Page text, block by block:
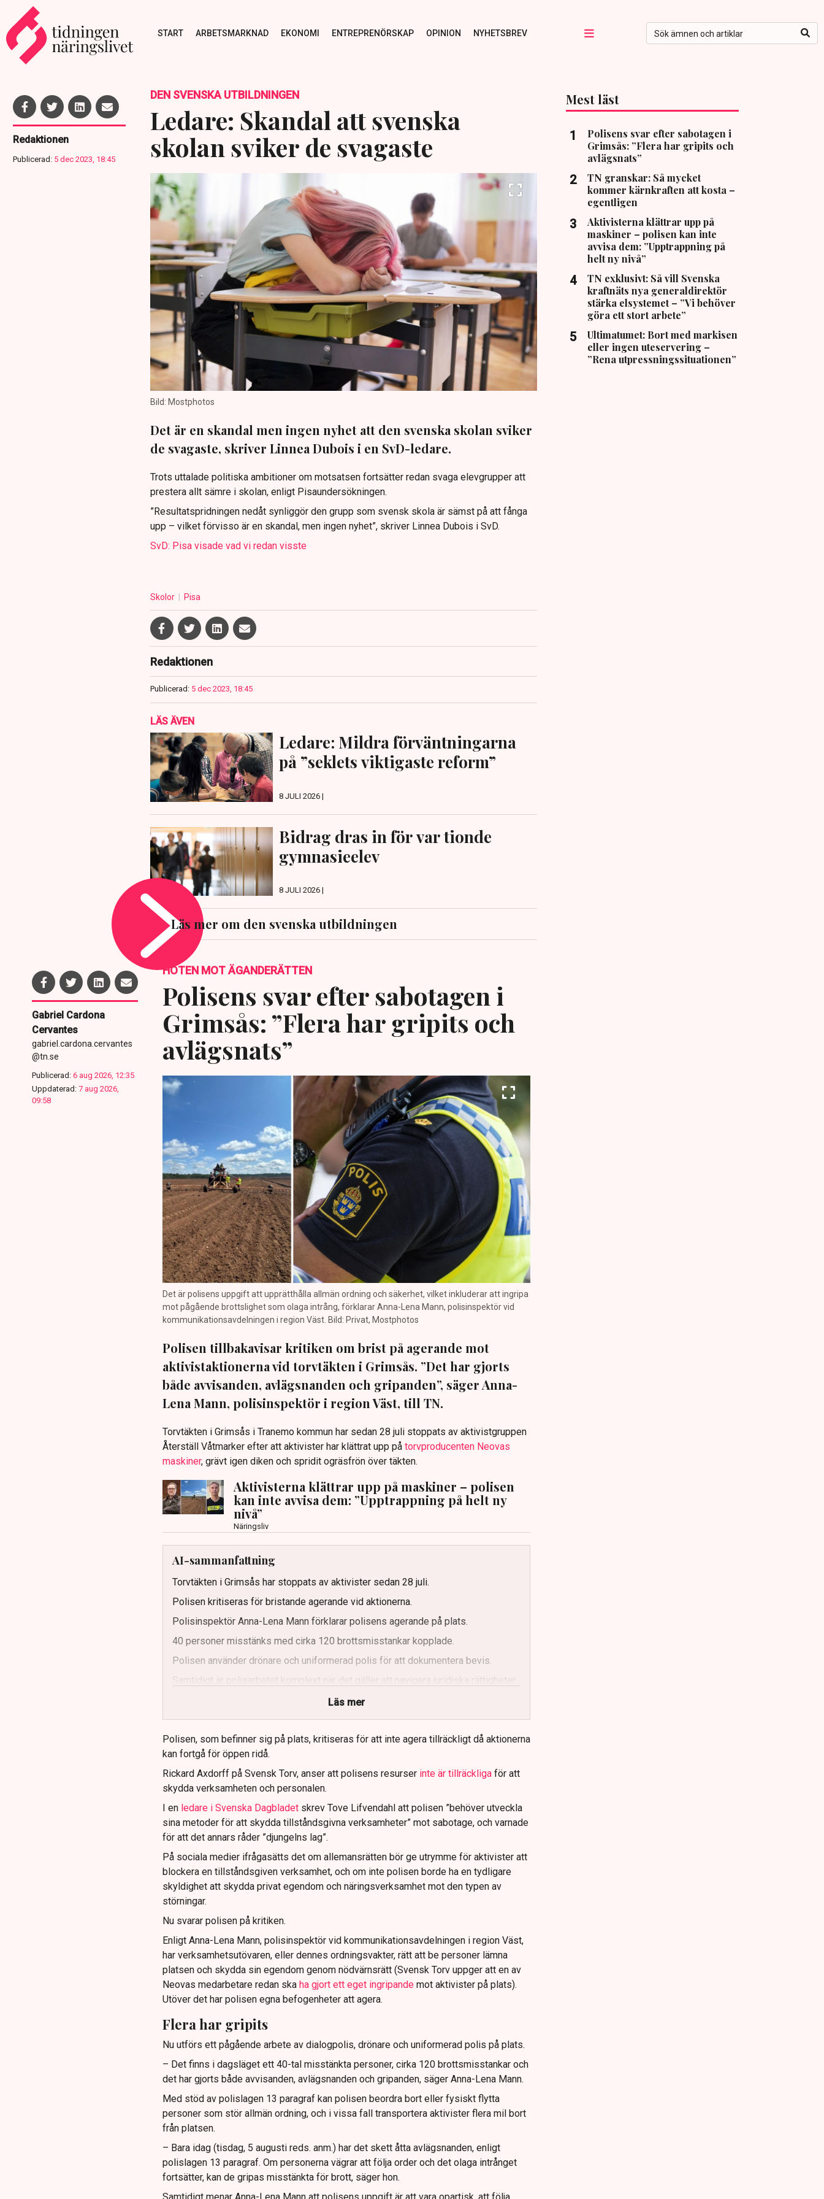
START ARBETSMARKNAD EKONOMI ENTREPRENÖRSKAP OPINION NYHETSBREV
Redaktionen
Publicerad: 5 dec 2023, 18:45
DEN SVENSKA UTBILDNINGEN
Ledare: Skandal att svenska
skolan sviker de svagaste
Bild: Mostphotos
Det är en skandal men ingen nyhet att den svenska skolan sviker
de svagaste, skriver Linnea Dubois i en SvD-ledare.
Trots uttalade politiska ambitioner om motsatsen fortsätter redan svaga elevgrupper att
prestera allt sämre i skolan, enligt Pisaundersökningen.
”Resultatspridningen nedåt synliggör den grupp som svensk skola är sämst på att fånga
upp – vilket förvisso är en skandal, men ingen nyhet”, skriver Linnea Dubois i SvD.
SvD: Pisa visade vad vi redan visste
Skolor Pisa
Redaktionen
Publicerad: 5 dec 2023, 18:45
LÄS ÄVEN
Ledare: Mildra förväntningarna
på ”seklets viktigaste reform”
8 JULI 2026 |
Bidrag dras in för var tionde
gymnasieelev
8 JULI 2026 |
Läs mer om den svenska utbildningen
Mest läst
Polisens svar efter sabotagen i
Grimsås: ”Flera har gripits och
avlägsnats”
TN granskar: Så mycket
kommer kärnkraften att kosta –
egentligen
Aktivisterna klättrar upp på
maskiner – polisen kan inte
avvisa dem: ”Upptrappning på
helt ny nivå”
TN exklusivt: Så vill Svenska
kraftnäts nya generaldirektör
stärka elsystemet – ”Vi behöver
göra ett stort arbete”
Ultimatumet: Bort med markisen
eller ingen uteservering –
”Rena utpressningssituationen”
Gabriel Cardona
Cervantes
gabriel.cardona.cervantes
@tn.se
Publicerad: 6 aug 2026, 12:35
Uppdaterad: 7 aug 2026,
09:58
HOTEN MOT ÄGANDERÄTTEN
Polisens svar efter sabotagen i
Grimsås: ”Flera har gripits och
avlägsnats”
Det är polisens uppgift att upprätthålla allmän ordning och säkerhet, vilket inkluderar att ingripa
mot pågående brottslighet som olaga intrång, förklarar Anna-Lena Mann, polisinspektör vid
kommunikationsavdelningen i region Väst. Bild: Privat, Mostphotos
Polisen tillbakavisar kritiken om brist på agerande mot
aktivistaktionerna vid torvtäkten i Grimsås. ”Det har gjorts
både avvisanden, avlägsnanden och gripanden”, säger Anna-
Lena Mann, polisinspektör i region Väst, till TN.
Torvtäkten i Grimsås i Tranemo kommun har sedan 28 juli stoppats av aktivistgruppen
Återställ Våtmarker efter att aktivister har klättrat upp påtorvproducenten Neovas
maskiner, grävt igen diken och spridit ogräsfrön över täkten.
Aktivisterna klättrar upp på maskiner – polisen
kan inte avvisa dem: ”Upptrappning på helt ny
nivå”
Näringsliv
AI-sammanfattning
Torvtäkten i Grimsås har stoppats av aktivister sedan 28 juli.
Polisen kritiseras för bristande agerande vid aktionerna.
Polisinspektör Anna-Lena Mann förklarar polisens agerande på plats.
40 personer misstänks med cirka 120 brottsmisstankar kopplade.
Polisen använder drönare och uniformerad polis för att dokumentera bevis.
Samtidigt är polisarbetet komplext när det gäller att navigera juridiska rättigheter
Läs mer
Polisen, som befinner sig på plats, kritiseras för att inte agera tillräckligt då aktionerna
kan fortgå för öppen ridå.
Rickard Axdorff på Svensk Torv, anser att polisens resurser inte är tillräckliga för att
skydda verksamheten och personalen.
I en ledare i Svenska Dagbladet skrev Tove Lifvendahl att polisen ”behöver utveckla
sina metoder för att skydda tillståndsgivna verksamheter” mot sabotage, och varnade
för att det annars råder ”djungelns lag”.
På sociala medier ifrågasätts det om allemansrätten bör ge utrymme för aktivister att
blockera en tillståndsgiven verksamhet, och om inte polisen borde ha en tydligare
skyldighet att skydda privat egendom och näringsverksamhet mot den typen av
störningar.
Nu svarar polisen på kritiken.
Enligt Anna-Lena Mann, polisinspektör vid kommunikationsavdelningen i region Väst,
har verksamhetsutövaren, eller dennes ordningsvakter, rätt att be personer lämna
platsen och skydda sin egendom genom nödvärnsrätt (Svensk Torv uppger att en av
Neovas medarbetare redan ska ha gjort ett eget ingripande mot aktivister på plats).
Utöver det har polisen egna befogenheter att agera.
Flera har gripits
Nu utförs ett pågående arbete av dialogpolis, drönare och uniformerad polis på plats.
– Det finns i dagsläget ett 40-tal misstänkta personer, cirka 120 brottsmisstankar och
det har gjorts både avvisanden, avlägsnanden och gripanden, säger Anna-Lena Mann.
Med stöd av polislagen 13 paragraf kan polisen beordra bort eller fysiskt flytta
personer som stör allmän ordning, och i vissa fall transportera aktivister flera mil bort
från platsen.
– Bara idag (tisdag, 5 augusti reds. anm.) har det skett åtta avlägsnanden, enligt
polislagen 13 paragraf. Om personerna vägrar att följa order och det olaga intrånget
fortsätter, kan de gripas misstänkta för brott, säger hon.
Samtidigt menar Anna-Lena Mann att polisens uppgift är att vara opartisk, att följa